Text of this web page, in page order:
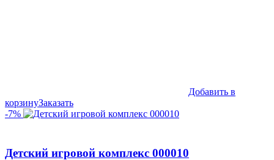
Добавить в
корзинуЗаказать
-7%
Детский игровой комплекс 000010